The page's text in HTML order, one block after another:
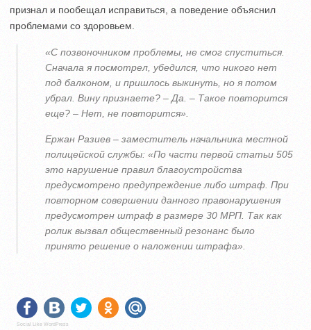
признал и пообещал исправиться, а поведение объяснил
проблемами со здоровьем.
«С позвоночником проблемы, не смог спуститься.
Сначала я посмотрел, убедился, что никого нет
под балконом, и пришлось выкинуть, но я потом
убрал. Вину признаете? – Да. – Такое повторится
еще? – Нет, не повторится».
Ержан Разиев – заместитель начальника местной
полицейской службы: «По части первой статьи 505
это нарушение правил благоустройства
предусмотрено предупреждение либо штраф. При
повторном совершении данного правонарушения
предусмотрен штраф в размере 30 МРП. Так как
ролик вызвал общественный резонанс было
принято решение о наложении штрафа».
Social Like WordPress